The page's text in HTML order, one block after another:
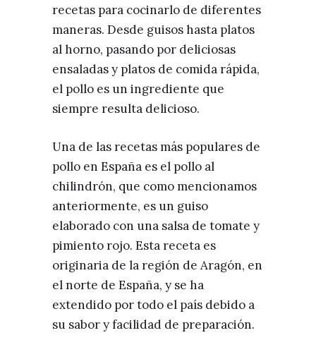
recetas para cocinarlo de diferentes
maneras. Desde guisos hasta platos
al horno, pasando por deliciosas
ensaladas y platos de comida rápida,
el pollo es un ingrediente que
siempre resulta delicioso.
Una de las recetas más populares de
pollo en España es el pollo al
chilindrón, que como mencionamos
anteriormente, es un guiso
elaborado con una salsa de tomate y
pimiento rojo. Esta receta es
originaria de la región de Aragón, en
el norte de España, y se ha
extendido por todo el país debido a
su sabor y facilidad de preparación.